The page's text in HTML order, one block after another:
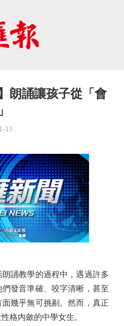
朗誦讓孩子從「會
13
誦教學的過程中，遇過許多
發音準確、咬字清晰，甚至
幾乎無可挑剔。然而，真正
格內斂的中學女生。